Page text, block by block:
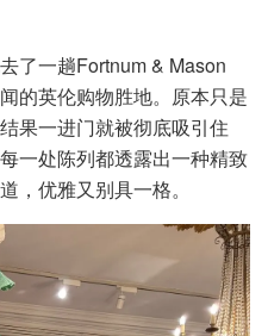
了一趟Fortnum & Mason
的英伦购物胜地。原本只是
果一进门就被彻底吸引住
一处陈列都透露出一种精致
，优雅又别具一格。